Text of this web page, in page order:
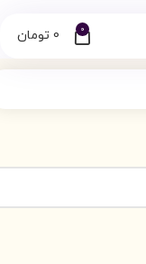
0
0 تومان